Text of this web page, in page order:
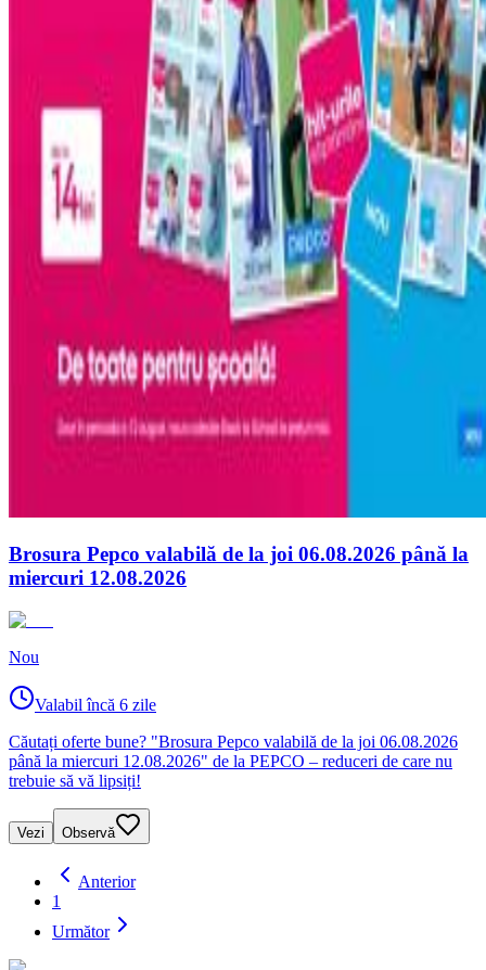
Brosura Pepco valabilă de la joi 06.08.2026 până la
miercuri 12.08.2026
Nou
Valabil încă 6 zile
Căutați oferte bune? "Brosura Pepco valabilă de la joi 06.08.2026
până la miercuri 12.08.2026" de la PEPCO – reduceri de care nu
trebuie să vă lipsiți!
Vezi Observă
Anterior
1
Următor